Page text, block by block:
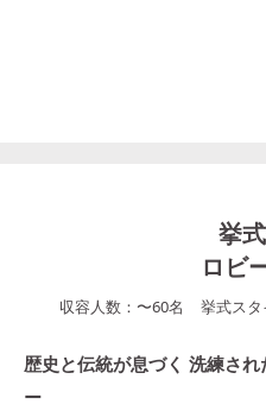
挙
ロビ
収容人数： 〜60名 挙式スタ
歴史と伝統が息づく 洗練さ
ー